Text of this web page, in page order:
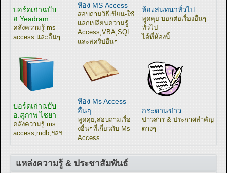
บอร์ดเก่าฉบับ
อ.Yeadram
คลังความรู้ ms
access และอื่นๆ
ห้อง MS Access
สอบถามวิธีเขียน-ใช้
แลกเปลี่ยนความรู้
Access,VBA,SQL
และสคริปอื่นๆ
ห้องสนทนาทั่วไป
พูดคุย บอกต่อเรื่องอื่นๆ
ทั่วไป
ได้ที่ห้องนี้
บอร์ดเก่าฉบับ
อ.สุภาพ ไชยา
คลังความรู้ ms
access,mdb,ฯลฯ
ห้อง Ms Access
อื่นๆ
พูดคุย,สอบถามเรื่อ
งอื่นๆที่เกี่ยวกับ Ms
Access
กระดานข่าว
ข่าวสาร & ประกาศสำคัญ
ต่างๆ
แหล่งความรู้ & ประชาสัมพันธ์